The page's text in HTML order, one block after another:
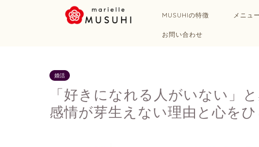
MUSUHIの特徴 メニュ
お問い合わせ
婚活
「好きになれる人がいない」
感情が芽生えない理由と心をひ